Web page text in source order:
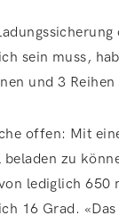
sein muss,
und 3
offen: Mit
zu
lediglich 650
16 Grad.